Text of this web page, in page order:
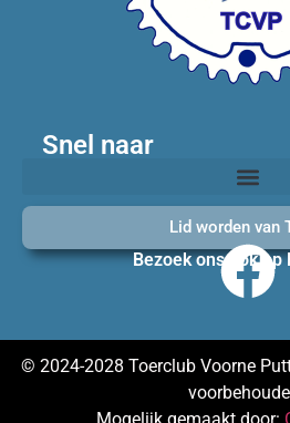
Snel naar
Lid worden van
Bezoek ons ook op
© 2024-2028 Toerclub Voorne